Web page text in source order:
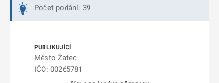
Počet podání: 39
Město Žatec
IČO: 00265781